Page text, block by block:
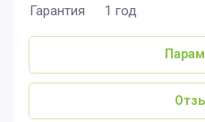
Гарантия
1 год